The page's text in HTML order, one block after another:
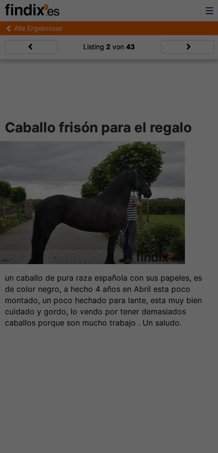
Alle Ergebnisse
Listing 2 von 43
Caballo frisón para el regalo
un caballo de pura raza española con sus papeles, es
de color negro, a hecho 4 años en Abril esta poco
montado, un poco hechado para lante, esta muy bien
cuidado y gordo, lo vendo por tener demasiados
caballos porque son mucho trabajo . Un saludo.